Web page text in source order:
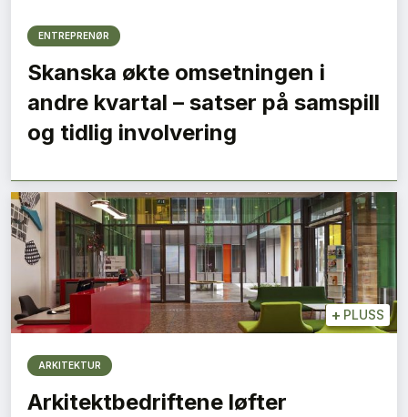
ENTREPRENØR
Skanska økte omsetningen i
andre kvartal – satser på samspill
og tidlig involvering
+ PLUSS
ARKITEKTUR
Arkitektbedriftene løfter